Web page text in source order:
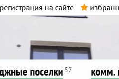
регистрация на сайте
поселки 57 комм.